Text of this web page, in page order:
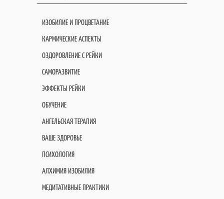
ИЗОБИЛИЕ И ПРОЦВЕТАНИЕ
КАРМИЧЕСКИЕ АСПЕКТЫ
ОЗДОРОВЛЕНИЕ С РЕЙКИ
САМОРАЗВИТИЕ
ЭФФЕКТЫ РЕЙКИ
ОБУЧЕНИЕ
АНГЕЛЬСКАЯ ТЕРАПИЯ
ВАШЕ ЗДОРОВЬЕ
ПСИХОЛОГИЯ
АЛХИМИЯ ИЗОБИЛИЯ
МЕДИТАТИВНЫЕ ПРАКТИКИ